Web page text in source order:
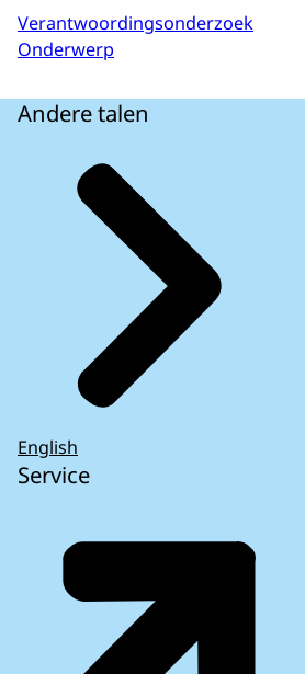
Verantwoordingsonderzoek
Onderwerp
Andere talen
English
Service